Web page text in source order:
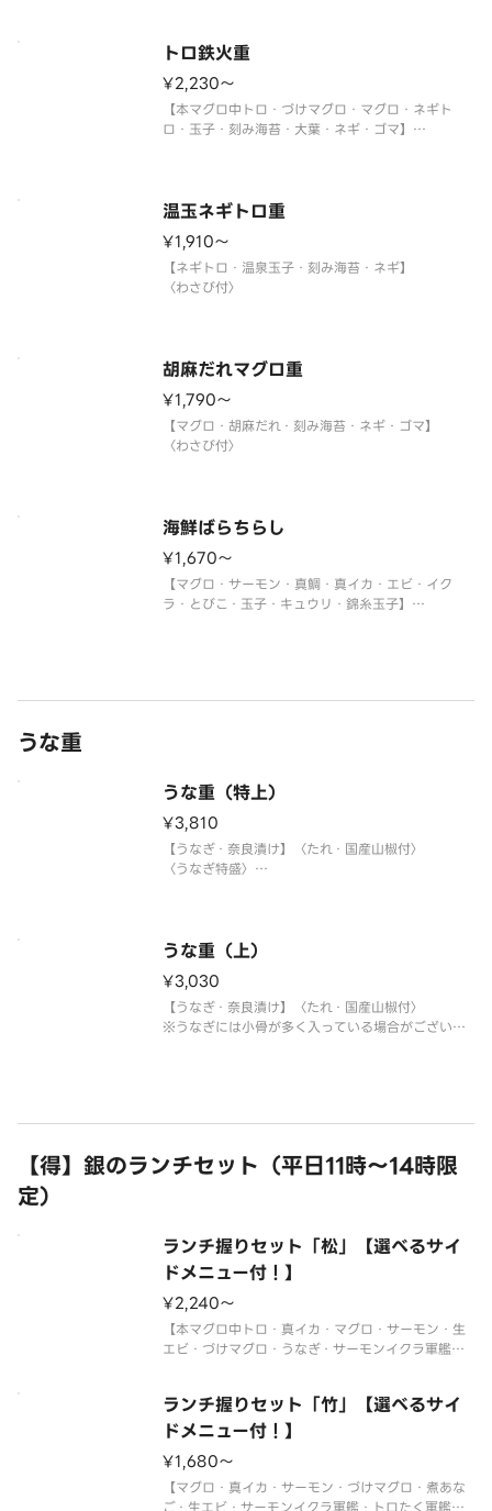
トロ鉄火重
¥2,230〜
【本マグロ中トロ・づけマグロ・マグロ・ネギト
ロ・玉子・刻み海苔・大葉・ネギ・ゴマ】
温玉ネギトロ重
¥1,910〜
【ネギトロ・温泉玉子・刻み海苔・ネギ】
〈わさび付〉
胡麻だれマグロ重
¥1,790〜
【マグロ・胡麻だれ・刻み海苔・ネギ・ゴマ】
〈わさび付〉
海鮮ばらちらし
¥1,670〜
【マグロ・サーモン・真鯛・真イカ・エビ・イク
ラ・とびこ・玉子・キュウリ・錦糸玉子】
うな重
うな重（特上）
¥3,810
【うなぎ・奈良漬け】〈たれ・国産山椒付〉
〈うなぎ特盛〉
うな重（上）
¥3,030
【うなぎ・奈良漬け】〈たれ・国産山椒付〉
※うなぎには小骨が多く入っている場合がございま
【得】銀のランチセット（平日11時～14時限
定）
ランチ握りセット「松」【選べるサイ
ドメニュー付！】
¥2,240〜
【本マグロ中トロ・真イカ・マグロ・サーモン・生
エビ・づけマグロ・うなぎ・サーモンイクラ軍艦・
※年末年始・お盆期間中はランチの販売をお休みさ
せていただく場合がございます。
サイドメ
ランチ握りセット「竹」【選べるサイ
ドメニュー付！】
¥1,680〜
【マグロ・真イカ・サーモン・づけマグロ・煮あな